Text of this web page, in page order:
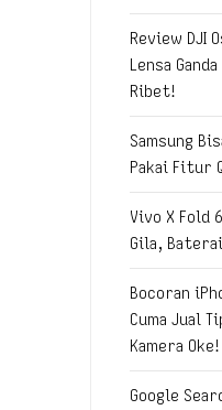
Review DJI
Lensa
Ribet!
Samsung
Pakai Fitur
Vivo X Fold
Gila, Baterai
Bocoran
Cuma Jual
Kamera Oke!
Google